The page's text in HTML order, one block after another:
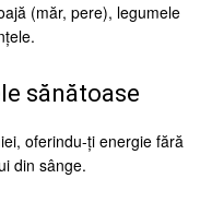
(măr, pere), legumele
sănătoase
oferindu-ți energie fără
din sânge.